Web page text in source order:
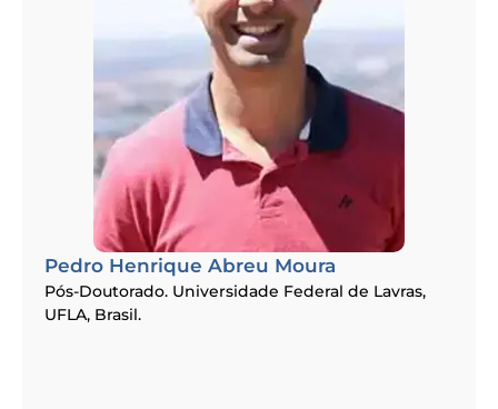
Pedro Henrique Abreu Moura
Pós-Doutorado. Universidade Federal de Lavras,
UFLA, Brasil.